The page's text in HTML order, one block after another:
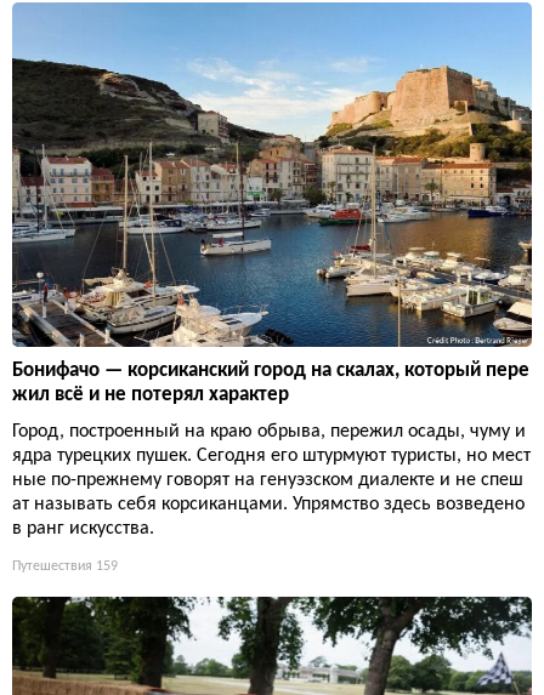
Бонифачо — корсиканский город на скалах, который пере
жил всё и не потерял характер
Город, построенный на краю обрыва, пережил осады, чуму и
ядра турецких пушек. Сегодня его штурмуют туристы, но мест
ные по-прежнему говорят на генуэзском диалекте и не спеш
ат называть себя корсиканцами. Упрямство здесь возведено
в ранг искусства.
Путешествия 159